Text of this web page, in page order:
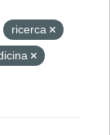
ricerca